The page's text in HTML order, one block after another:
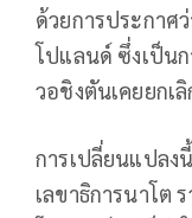
ด้วยการประกาศ
โปแลนด์ ซึ่งเป็น
วอชิงตันเคยยกเ
การเปลี่ยนแปลง
เลขาธิการนาโต